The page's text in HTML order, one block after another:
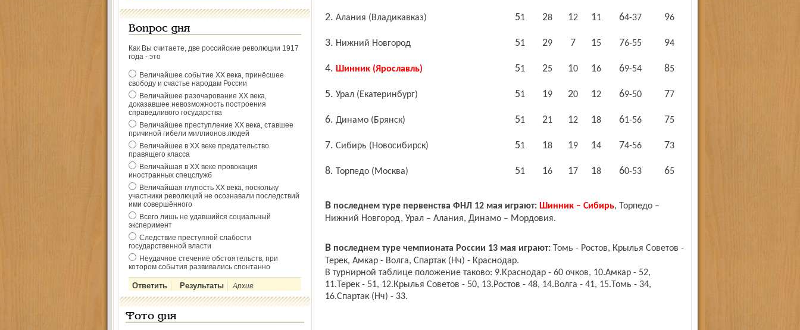
Вопрос дня
Как Вы считаете, две российские революции 1917
года - это
Величайшее событие ХХ века, принёсшее
свободу и счастье народам России
Величайшее разочарование ХХ века,
доказавшее невозможность построения
справедливого государства
Величайшее преступление ХХ века, ставшее
причиной гибели миллионов людей
Величайшее в ХХ веке предательство
правящего класса
Величайшая в ХХ веке провокация
иностранных спецслужб
Величайшая глупость ХХ века, поскольку
участники революций не осознавали последствий
ими совершённого
Всего лишь не удавшийся социальный
эксперимент
Следствие преступной слабости
государственной власти
Неудачное стечение обстоятельств, при
котором события развивались спонтанно
Архив
Фото дня
2. Алания (Владикавказ) 51 28 12 11 64-37 96
3. Нижний Новгород 51 29 7 15 76-55 94
Шинник (Ярославль) 51 25 10 16 69-54 85
5. Урал (Екатеринбург) 51 19 20 12 69-50 77
6. Динамо (Брянск) 51 21 12 18 61-56 75
7. Сибирь (Новосибирск) 51 18 19 14 74-56 73
8. Торпедо (Москва) 51 16 17 18 60-53 65
В последнем туре первенства ФНЛ 12 мая играют: Шинник – Сибирь, Торпедо –
Нижний Новгород, Урал – Алания, Динамо – Мордовия.
В последнем туре чемпионата России 13 мая играют:Томь - Ростов, Крылья Советов -
Терек, Амкар - Волга, Спартак (Нч) - Краснодар.
В турнирной таблице положение таково: 9.Краснодар - 60 очков, 10.Амкар - 52,
11.Терек - 51, 12.Крылья Советов - 50, 13.Ростов - 48, 14.Волга - 41, 15.Томь - 34,
16.Спартак (Нч) - 33.